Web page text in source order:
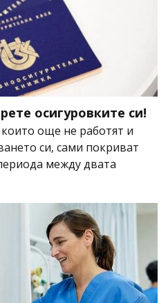
осигуровките си!
още не работят и
си, сами покриват
между двата